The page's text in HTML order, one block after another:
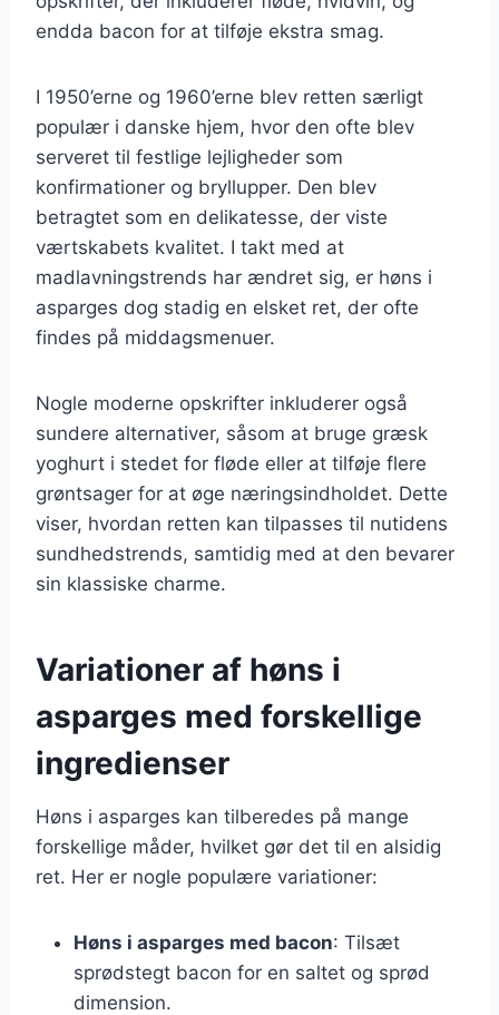
endda bacon for at tilføje ekstra smag.
I 1950’erne og 1960’erne blev retten særligt
populær i danske hjem, hvor den ofte blev
serveret til festlige lejligheder som
konfirmationer og bryllupper. Den blev
betragtet som en delikatesse, der viste
værtskabets kvalitet. I takt med at
madlavningstrends har ændret sig, er høns i
asparges dog stadig en elsket ret, der ofte
findes på middagsmenuer.
Nogle moderne opskrifter inkluderer også
sundere alternativer, såsom at bruge græsk
yoghurt i stedet for fløde eller at tilføje flere
grøntsager for at øge næringsindholdet. Dette
viser, hvordan retten kan tilpasses til nutidens
sundhedstrends, samtidig med at den bevarer
sin klassiske charme.
Variationer af høns i
asparges med forskellige
ingredienser
Høns i asparges kan tilberedes på mange
forskellige måder, hvilket gør det til en alsidig
ret. Her er nogle populære variationer:
Høns i asparges med bacon: Tilsæt
sprødstegt bacon for en saltet og sprød
dimension.